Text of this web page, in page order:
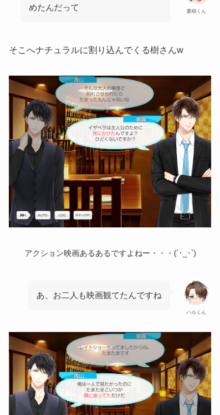
夏樹くん
めたんだって
そこへナチュラルに割り込んでくる樹さんw
アクション映画あるあるですよねー・・・(´･_･`)
ハルくん
あ、お二人も映画観てたんですね